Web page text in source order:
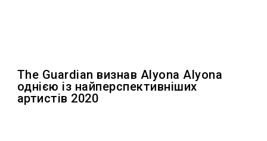
The Guardian визнав Alyona Alyona
однією із найперспективніших
артистів 2020